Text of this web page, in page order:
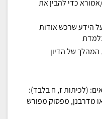
כדי להבין את
הידע שרכש אודות
המהלך של הדיון
(לכיתות ז, ח בלבד):
מדרבנן, מפסוק מפורש